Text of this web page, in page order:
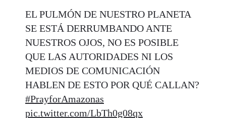
EL PULMÓN DE NUESTRO PLANETA
SE ESTÁ DERRUMBANDO ANTE
NUESTROS OJOS, NO ES POSIBLE
QUE LAS AUTORIDADES NI LOS
MEDIOS DE COMUNICACIÓN
HABLEN DE ESTO POR QUÉ CALLAN?
#PrayforAmazonas
pic.twitter.com/LbTh0g08qx